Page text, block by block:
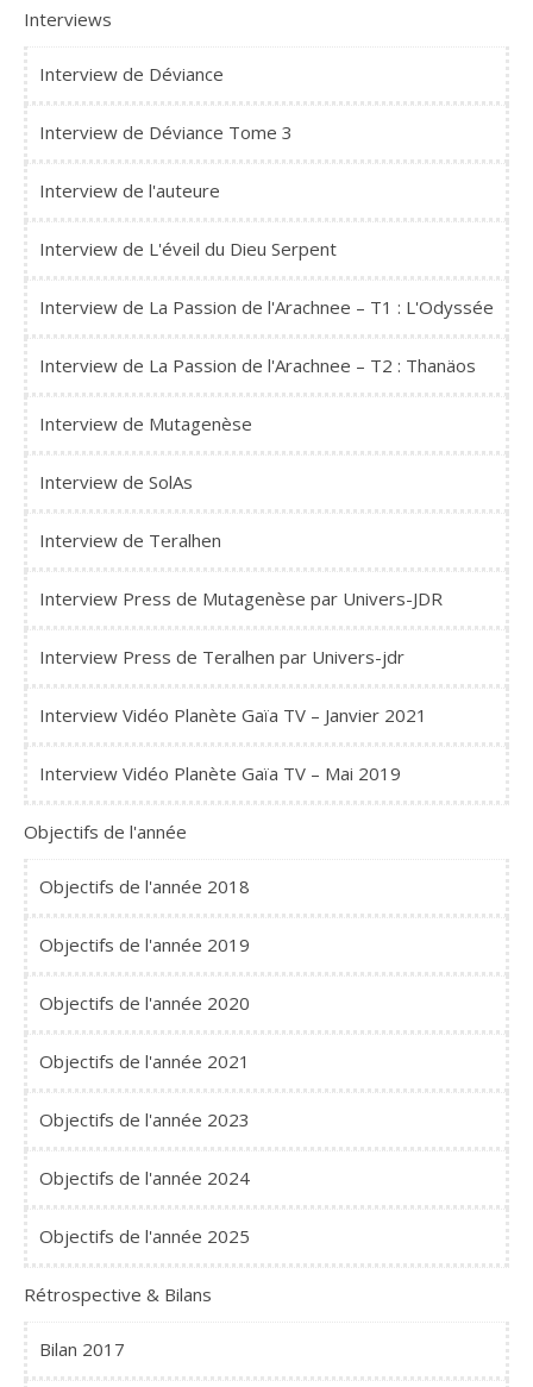
Interviews
Interview de Déviance
Interview de Déviance Tome 3
Interview de l'auteure
Interview de L'éveil du Dieu Serpent
Interview de La Passion de l'Arachnee – T1 : L'Odyssée
Interview de La Passion de l'Arachnee – T2 : Thanäos
Interview de Mutagenèse
Interview de SolAs
Interview de Teralhen
Interview Press de Mutagenèse par Univers-JDR
Interview Press de Teralhen par Univers-jdr
Interview Vidéo Planète Gaïa TV – Janvier 2021
Interview Vidéo Planète Gaïa TV – Mai 2019
Objectifs de l'année
Objectifs de l'année 2018
Objectifs de l'année 2019
Objectifs de l'année 2020
Objectifs de l'année 2021
Objectifs de l'année 2023
Objectifs de l'année 2024
Objectifs de l'année 2025
Rétrospective & Bilans
Bilan 2017